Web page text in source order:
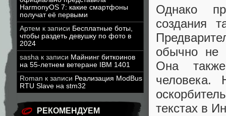
HarmonyOS 7: какие смартфоны
получат её первыми
Артем к записи Бесплатные боты,
чтобы раздеть девушку по фото в
2024
sasha к записи Майнинг биткоинов
на 55-летнем ветеране IBM 1401
Roman к записи Реализация ModBus
RTU Slave на stm32
РЕКОМЕНДУЕМ
Однако
создания
обычно не
Она
человека.
текстах в